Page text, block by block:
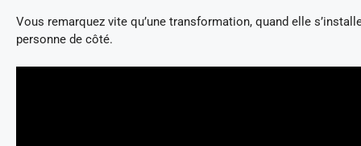
Vous remarquez vite qu’une transformation, quand elle
personne de côté.